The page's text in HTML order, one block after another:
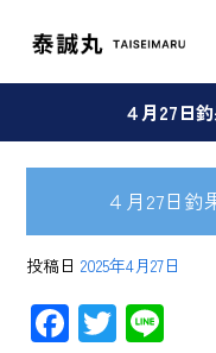
４月27日
４月27日
投稿日 2025年4月27日
F T